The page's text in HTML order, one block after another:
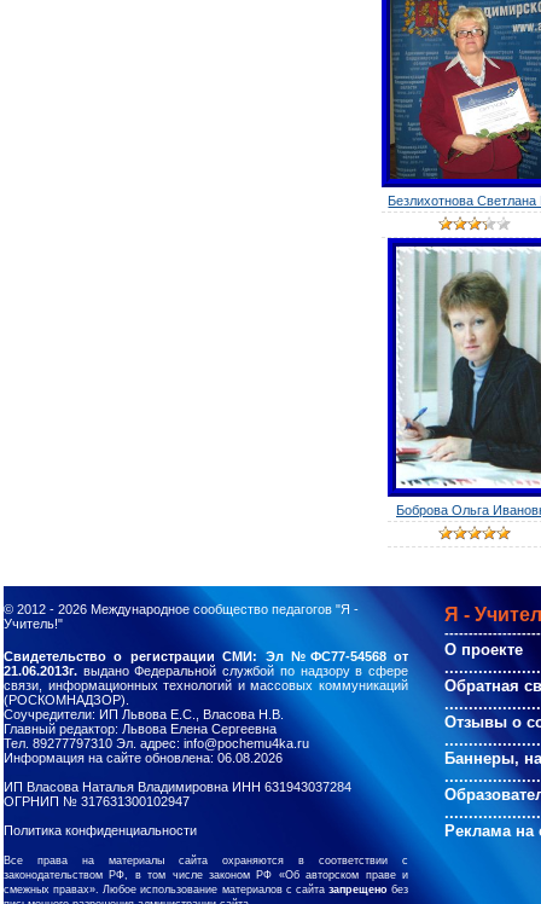
Безлихотнова
Боброва Ольга
© 2012 - 2026 Международное сообщество педагогов "Я -
Учитель!"
Я -
О проекте
Обратная
Отзывы о
Баннеры,
Реклама на
Свидетельство о регистрации СМИ: Эл №ФС77-54568 от
21.06.2013г. выдано Федеральной службой по надзору в сфере
связи, информационных технологий и массовых коммуникаций
(РОСКОМНАДЗОР).
Соучредители: ИП Львова Е.С., Власова Н.В.
Главный редактор: Львова Елена Сергеевна
Тел. 89277797310 Эл. адрес: info@pochemu4ka.ru
Информация на сайте обновлена: 06.08.2026
ИП Власова Наталья Владимировна ИНН 631943037284
ОГРНИП № 317631300102947
Политика конфиденциальности
Все права на материалы сайта охраняются в соответствии с
законодательством РФ, в том числе законом РФ «Об авторском праве и
смежных правах». Любое использование материалов с сайта запрещенобез